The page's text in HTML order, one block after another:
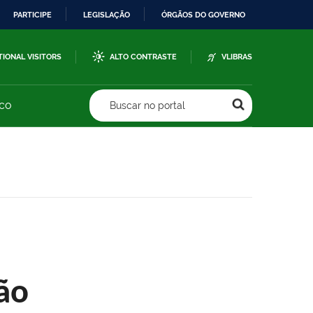
PARTICIPE LEGISLAÇÃO ÓRGÃOS DO GOVERNO
VISITORS ALTO CONTRASTE VLIBRAS
Buscar no portal